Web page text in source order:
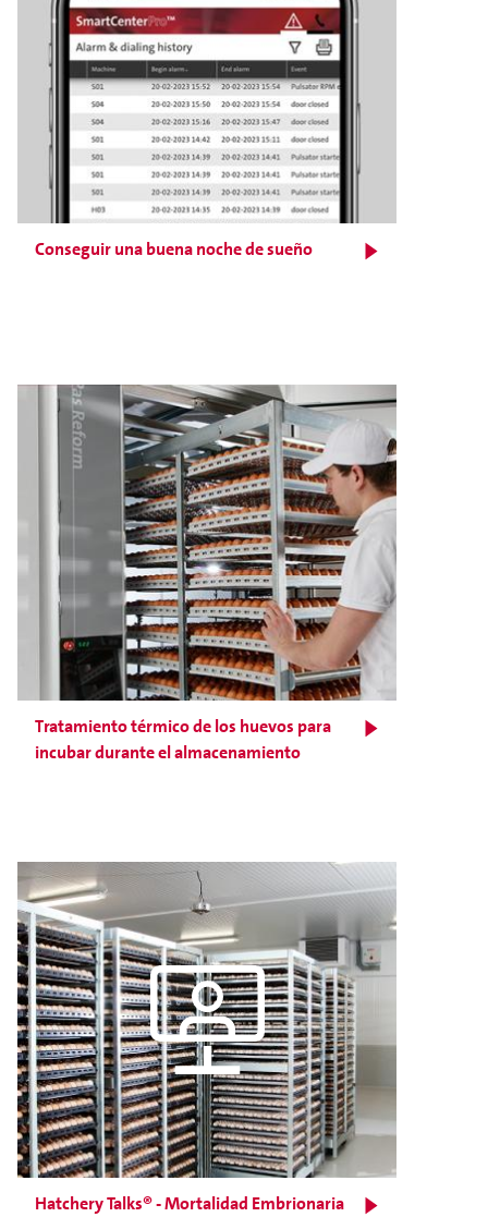
Conseguir una buena noche de sueño
Tratamiento térmico de los huevos para
incubar durante el almacenamiento
Hatchery Talks® - Mortalidad Embrionaria